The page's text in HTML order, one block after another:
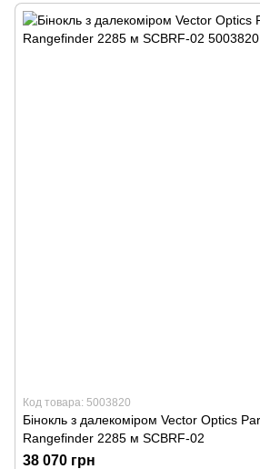
Код товара: 5003820
Бінокль з далекоміром Vector Optics
Rangefinder 2285 м SCBRF-02
38 070 грн